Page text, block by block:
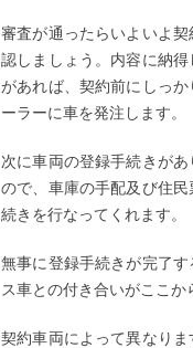
審査が通ったらいよいよ
認しましょう。内容に納
があれば、契約前にしっ
ーラーに車を発注します。
次に車両の登録手続きが
ので、車庫の手配及び住
続きを行なってくれます。
無事に登録手続きが完了
ス車との付き合いがここか
契約車両によって異なり